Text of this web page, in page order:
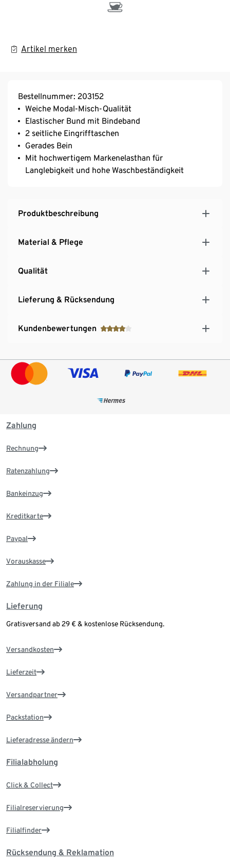
Artikel merken
Bestellnummer: 203152
Weiche Modal-Misch-Qualität
Elastischer Bund mit Bindeband
2 seitliche Eingrifftaschen
Gerades Bein
Mit hochwertigem Markenelasthan für
Langlebigkeit und hohe Waschbeständigkeit
Produktbeschreibung
Material & Pflege
Qualität
Lieferung & Rücksendung
Kundenbewertungen
Zahlung
Rechnung
Ratenzahlung
Bankeinzug
Kreditkarte
Paypal
Vorauskasse
Zahlung in der Filiale
Lieferung
Gratisversand ab 29 € & kostenlose Rücksendung.
Versandkosten
Lieferzeit
Versandpartner
Packstation
Lieferadresse ändern
Filialabholung
Click & Collect
Filialreservierung
Filialfinder
Rücksendung & Reklamation